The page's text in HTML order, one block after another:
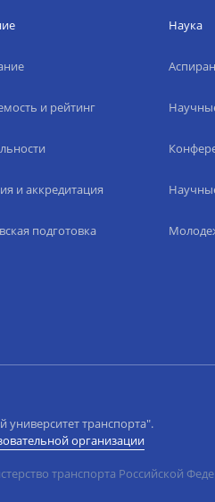
и рейтинг
и аккредитация
подготовка
Наука
университет транспорта".
организации
транспорта Российской